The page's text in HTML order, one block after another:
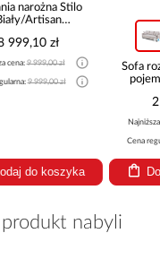
Stilo
Artisan
zł
9 999,00 zł
9 999,00 zł
do koszyka
Sofa
2
Najniższa
Cena
nabyli